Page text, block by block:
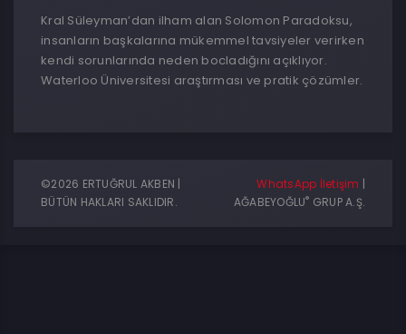
Kral Süleyman’dan ilham alan Solomon Paradoksu,
insanların başkalarına mükemmel tavsiyeler verirken
kendi sorunlarında neden bocladığını açıklıyor.
Waterloo Üniversitesi araştırması ve pratik çözümler.
©2026 ERTUĞRUL AKBEN |
BÜTÜN HAKLARI SAKLIDIR.
WhatsApp İletişim |
AĞABEYOĞLU® GRUP A.Ş.